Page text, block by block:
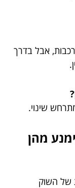
אבל בדרך
שינוי.
מהן
של השוק